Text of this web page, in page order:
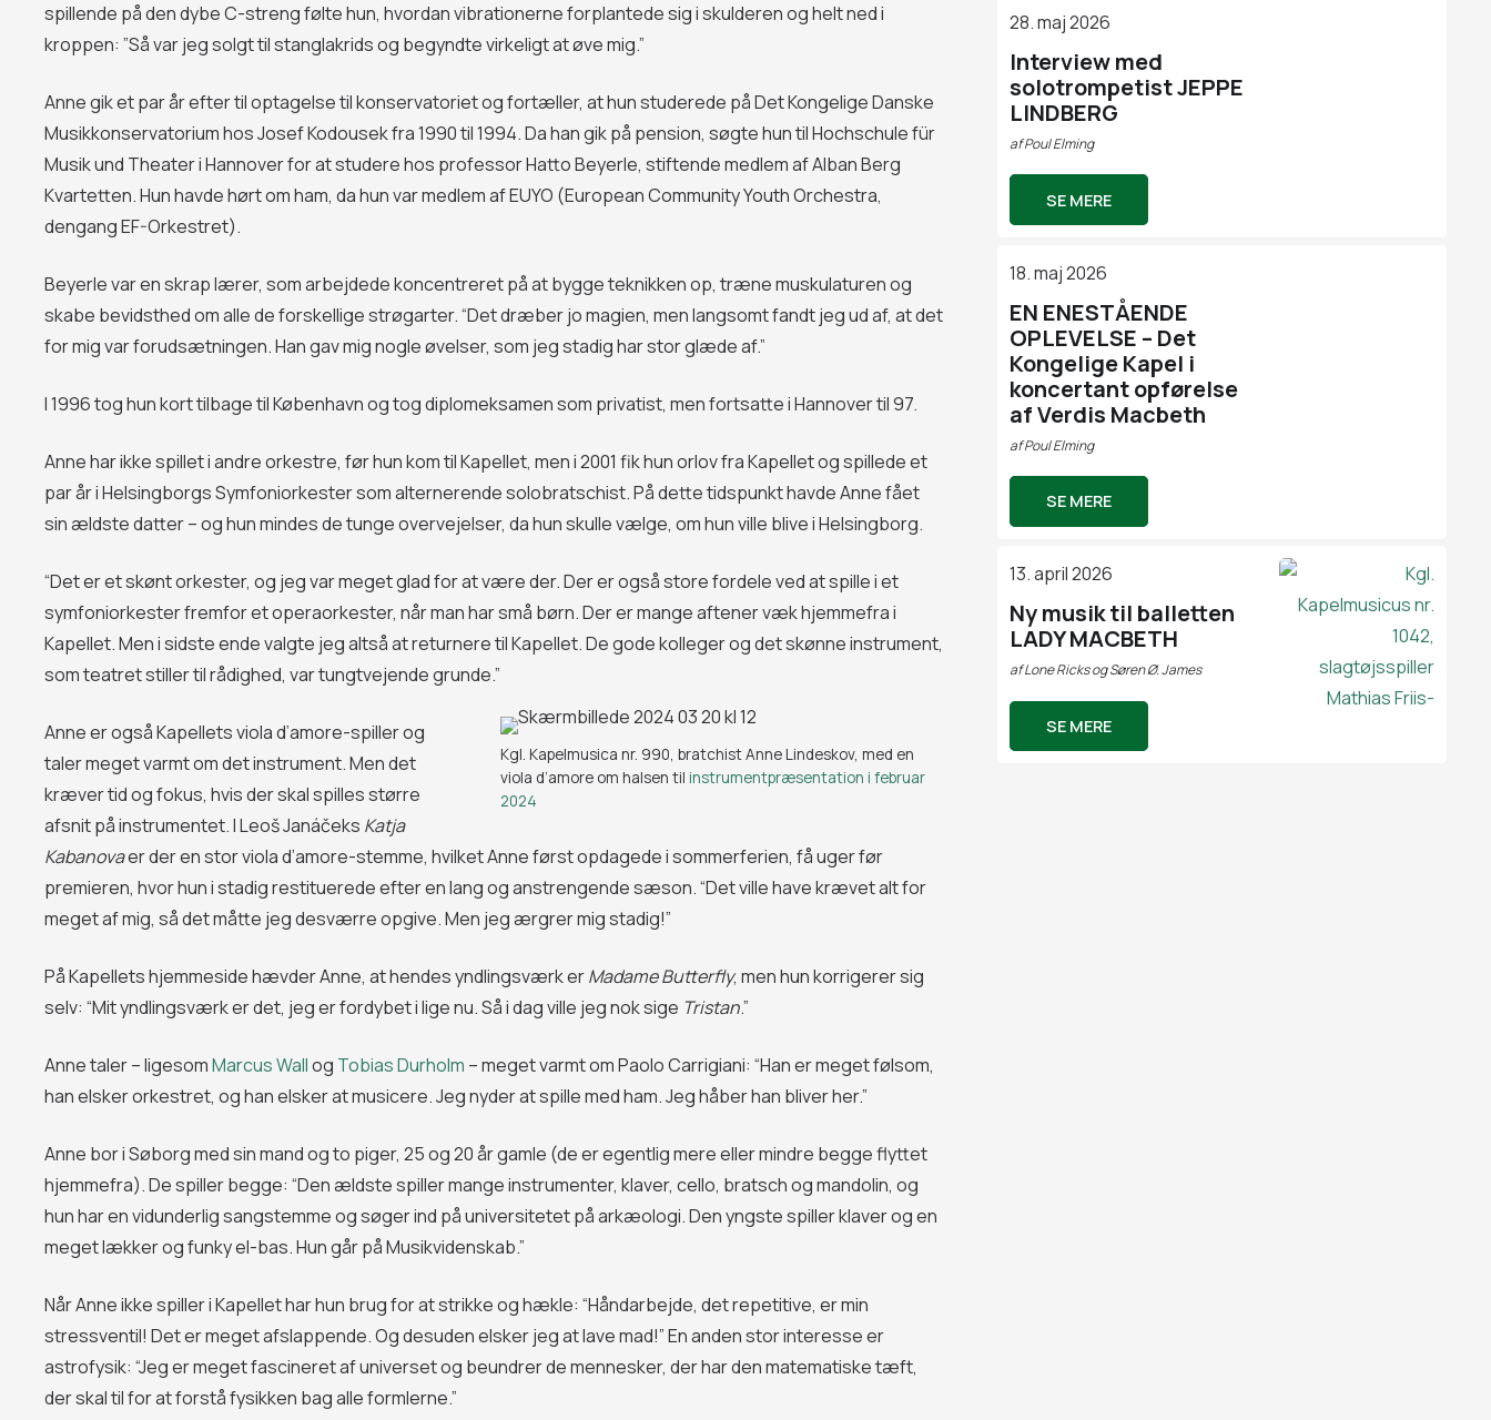
spillende på den dybe C-streng følte hun, hvordan vibrationerne forplantede sig i skulderen og helt ned i
kroppen: ”Så var jeg solgt til stanglakrids og begyndte virkeligt at øve mig.”
Anne gik et par år efter til optagelse til konservatoriet og fortæller, at hun studerede på Det Kongelige Danske
Musikkonservatorium hos Josef Kodousek fra 1990 til 1994. Da han gik på pension, søgte hun til Hochschule für
Musik und Theater i Hannover for at studere hos professor Hatto Beyerle, stiftende medlem af Alban Berg
Kvartetten. Hun havde hørt om ham, da hun var medlem af EUYO (European Community Youth Orchestra,
dengang EF-Orkestret).
Beyerle var en skrap lærer, som arbejdede koncentreret på at bygge teknikken op, træne muskulaturen og
skabe bevidsthed om alle de forskellige strøgarter. “Det dræber jo magien, men langsomt fandt jeg ud af, at det
for mig var forudsætningen. Han gav mig nogle øvelser, som jeg stadig har stor glæde af.”
I 1996 tog hun kort tilbage til København og tog diplomeksamen som privatist, men fortsatte i Hannover til 97.
Anne har ikke spillet i andre orkestre, før hun kom til Kapellet, men i 2001 fik hun orlov fra Kapellet og spillede et
par år i Helsingborgs Symfoniorkester som alternerende solobratschist. På dette tidspunkt havde Anne fået
sin ældste datter – og hun mindes de tunge overvejelser, da hun skulle vælge, om hun ville blive i Helsingborg.
“Det er et skønt orkester, og jeg var meget glad for at være der. Der er også store fordele ved at spille i et
symfoniorkester fremfor et operaorkester, når man har små børn. Der er mange aftener væk hjemmefra i
Kapellet. Men i sidste ende valgte jeg altså at returnere til Kapellet. De gode kolleger og det skønne instrument,
som teatret stiller til rådighed, var tungtvejende grunde.”
Kgl. Kapelmusica nr. 990, bratchist Anne Lindeskov, med en
viola d’amore om halsen til instrumentpræsentation i februar
2024
Anne er også Kapellets viola d’amore-spiller og
taler meget varmt om det instrument. Men det
kræver tid og fokus, hvis der skal spilles større
afsnit på instrumentet. I Leoš Janáčeks Katja
Kabanovaer der en stor viola d’amore-stemme, hvilket Anne først opdagede i sommerferien, få uger før
premieren, hvor hun i stadig restituerede efter en lang og anstrengende sæson. “Det ville have krævet alt for
meget af mig, så det måtte jeg desværre opgive. Men jeg ærgrer mig stadig!”
På Kapellets hjemmeside hævder Anne, at hendes yndlingsværk erMadame Butterfly, men hun korrigerer sig
selv: “Mit yndlingsværk er det, jeg er fordybet i lige nu. Så i dag ville jeg nok sige Tristan.”
Anne taler – ligesomMarcus Wallog Tobias Durholm – meget varmt om Paolo Carrigiani: “Han er meget følsom,
han elsker orkestret, og han elsker at musicere. Jeg nyder at spille med ham. Jeg håber han bliver her.”
Anne bor i Søborg med sin mand og to piger, 25 og 20 år gamle (de er egentlig mere eller mindre begge flyttet
hjemmefra). De spiller begge: “Den ældste spiller mange instrumenter, klaver, cello, bratsch og mandolin, og
hun har en vidunderlig sangstemme og søger ind på universitetet på arkæologi. Den yngste spiller klaver og en
meget lækker og funky el-bas. Hun går på Musikvidenskab.”
Når Anne ikke spiller i Kapellet har hun brug for at strikke og hækle: “Håndarbejde, det repetitive, er min
stressventil! Det er meget afslappende. Og desuden elsker jeg at lave mad!” En anden stor interesse er
astrofysik: “Jeg er meget fascineret af universet og beundrer de mennesker, der har den matematiske tæft,
der skal til for at forstå fysikken bag alle formlerne.”
28. maj 2026
Interview med
solotrompetist JEPPE
LINDBERG
afPoul Elming
SE MERE
18. maj 2026
EN ENESTÅENDE
OPLEVELSE – Det
Kongelige Kapel i
koncertant opførelse
af Verdis Macbeth
afPoul Elming
SE MERE
13. april 2026
Ny musik til balletten
LADY MACBETH
afLone Ricks og Søren Ø. James
SE MERE